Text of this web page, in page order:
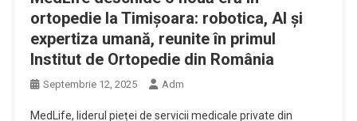
ortopedie la Timișoara: robotica, AI și
expertiza umană, reunite în primul
Institut de Ortopedie din România
Septembrie 12, 2025 Adm
MedLife, liderul pieței de servicii medicale private din